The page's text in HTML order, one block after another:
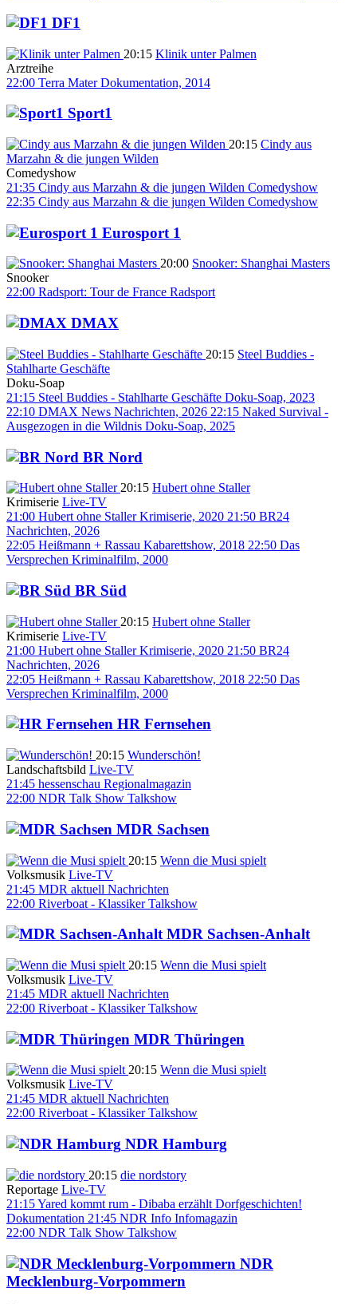
DF1
20:15 Klinik unter Palmen
Arztreihe
22:00 Terra Mater Dokumentation, 2014
Sport1
20:15 Cindy aus
Marzahn & die jungen Wilden
Comedyshow
21:35 Cindy aus Marzahn & die jungen Wilden Comedyshow
22:35 Cindy aus Marzahn & die jungen Wilden Comedyshow
Eurosport 1
20:00 Snooker: Shanghai Masters
Snooker
22:00 Radsport: Tour de France Radsport
DMAX
20:15 Steel Buddies -
Stahlharte Geschäfte
Doku-Soap
21:15 Steel Buddies - Stahlharte Geschäfte Doku-Soap, 2023
22:10 DMAX News Nachrichten, 2026 22:15 Naked Survival -
Ausgezogen in die Wildnis Doku-Soap, 2025
BR Nord
20:15 Hubert ohne Staller
Krimiserie Live-TV
21:00 Hubert ohne Staller Krimiserie, 2020 21:50 BR24
Nachrichten, 2026
22:05 Heißmann + Rassau Kabarettshow, 2018 22:50 Das
Versprechen Kriminalfilm, 2000
BR Süd
20:15 Hubert ohne Staller
Krimiserie Live-TV
21:00 Hubert ohne Staller Krimiserie, 2020 21:50 BR24
Nachrichten, 2026
22:05 Heißmann + Rassau Kabarettshow, 2018 22:50 Das
Versprechen Kriminalfilm, 2000
HR Fernsehen
20:15 Wunderschön!
Landschaftsbild Live-TV
21:45 hessenschau Regionalmagazin
22:00 NDR Talk Show Talkshow
MDR Sachsen
20:15 Wenn die Musi spielt
Volksmusik Live-TV
21:45 MDR aktuell Nachrichten
22:00 Riverboat - Klassiker Talkshow
MDR Sachsen-Anhalt
20:15 Wenn die Musi spielt
Volksmusik Live-TV
21:45 MDR aktuell Nachrichten
22:00 Riverboat - Klassiker Talkshow
MDR Thüringen
20:15 Wenn die Musi spielt
Volksmusik Live-TV
21:45 MDR aktuell Nachrichten
22:00 Riverboat - Klassiker Talkshow
NDR Hamburg
20:15 die nordstory
Reportage Live-TV
21:15Yared kommt rum - Dibaba erzählt Dorfgeschichten!
Dokumentation 21:45 NDR Info Infomagazin
22:00 NDR Talk Show Talkshow
NDR
Mecklenburg-Vorpommern